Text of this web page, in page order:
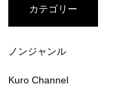
カテゴリー
ノンジャンル
Kuro Channel